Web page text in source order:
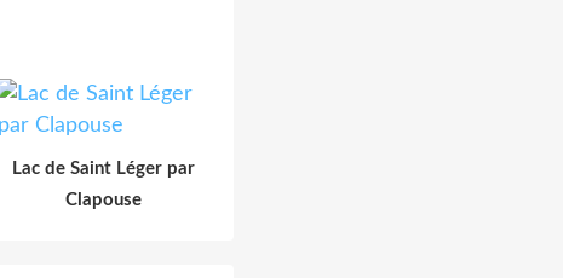
Lac de Saint Léger par
Clapouse